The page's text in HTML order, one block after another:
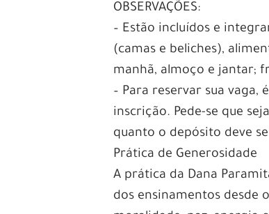
OBSERVAÇÕES:
– Estão incluídos e
(camas e beliches),
manhã, almoço e jantar;
– Para reservar sua
inscrição. Pede-se que
quanto o depósito deve
Prática de Generosidade
A prática da Dana
dos ensinamentos desde